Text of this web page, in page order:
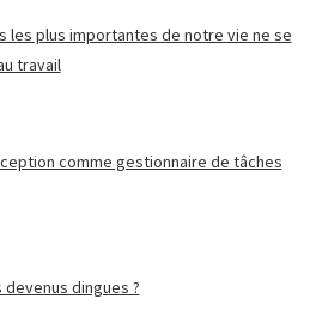
les plus importantes de notre vie ne se
travail
comme gestionnaire de tâches
devenus dingues ?